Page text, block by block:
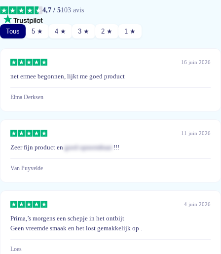
4,7 / 5103 avis
Tous 5 ★ 4 ★ 3 ★ 2 ★ 1 ★
16 juin 2026
net ermee begonnen, lijkt me goed product
Elma Derksen
11 juin 2026
Zeer fijn product en goed opneembaar !!!
Van Puyvelde
4 juin 2026
Prima,’s morgens een schepje in het ontbijt
Geen vreemde smaak en het lost gemakkelijk op .
Loes